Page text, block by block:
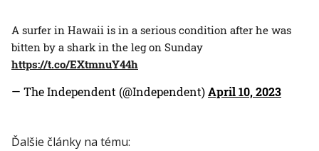
A surfer in Hawaii is in a serious condition after he was
bitten by a shark in the leg on Sunday
https://t.co/EXtmnuY44h
— The Independent (@Independent)April 10, 2023
Ďalšie články na tému: